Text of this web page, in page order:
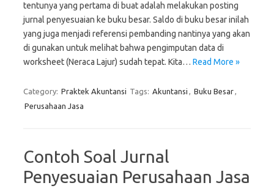
tentunya yang pertama di buat adalah melakukan posting
jurnal penyesuaian ke buku besar. Saldo di buku besar inilah
yang juga menjadi referensi pembanding nantinya yang akan
di gunakan untuk melihat bahwa pengimputan data di
worksheet (Neraca Lajur) sudah tepat. Kita… Read More »
Category: Praktek Akuntansi Tags: Akuntansi , Buku Besar,
Perusahaan Jasa
Contoh Soal Jurnal
Penyesuaian Perusahaan Jasa